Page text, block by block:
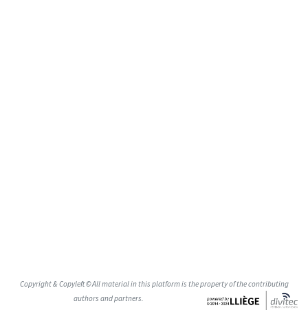
Copyright & Copyleft © All material in this platform is the property of the contributing
authors and partners.